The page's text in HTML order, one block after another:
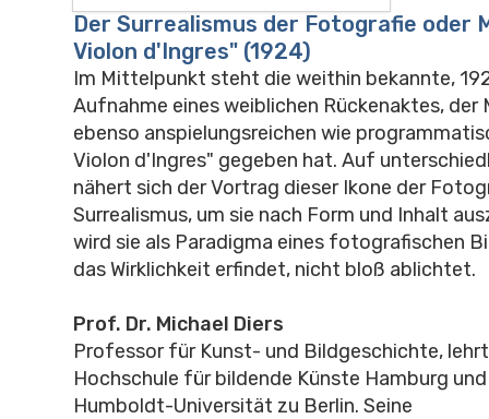
Der Surrealismus der Fotografie oder
Violon d'Ingres" (1924)
Im Mittelpunkt steht die weithin bekannte,
Aufnahme eines weiblichen Rückenaktes, der
ebenso anspielungsreichen wie
Violon d'Ingres" gegeben hat. Auf
nähert sich der Vortrag dieser Ikone der
Surrealismus, um sie nach Form und Inhalt
wird sie als Paradigma eines fotografischen
das Wirklichkeit erfindet, nicht bloß ablichtet.
Prof. Dr. Michael Diers
Professor für Kunst- und Bildgeschichte,
Hochschule für bildende Künste Hamburg
Humboldt-Universität zu Berlin. Seine